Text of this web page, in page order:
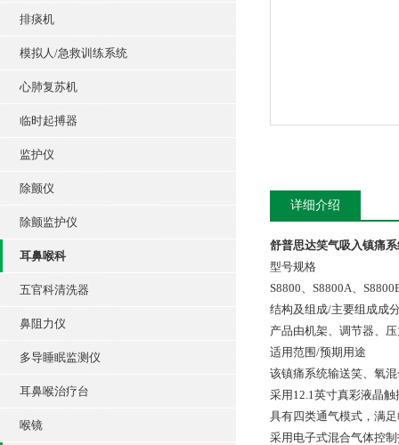
排痰机
模拟人/急救训练系统
心肺复苏机
临时起搏器
监护仪
除颤仪
除颤监护仪
耳鼻喉科
五官科清洗器
鼻阻力仪
多导睡眠监测仪
耳鼻喉治疗台
喉镜
详细介绍
舒普思达笑气吸入镇痛系
型号规格
S8800、S8800A、
结构及组成/主要组成成
产品由机架、调节器、
适用范围/预期用途
该镇痛系统输送笑、氧
采用12.1英寸真彩液晶
具有四类通气模式，满
采用电子式混合气体控